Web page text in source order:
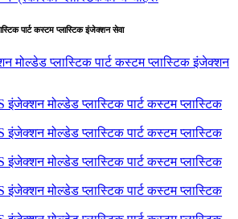
पार्ट कस्टम प्लास्टिक इंजेक्शन सेवा